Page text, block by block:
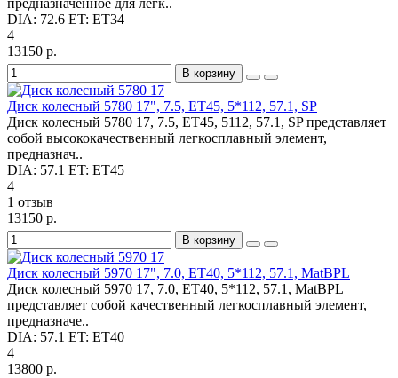
предназначенное для легк..
DIA: 72.6 ET: ET34
4
13150 р.
В корзину
Диск колесный 5780 17", 7.5, ET45, 5*112, 57.1, SP
Диск колесный 5780 17, 7.5, ET45, 5112, 57.1, SP представляет
собой высококачественный легкосплавный элемент,
предназнач..
DIA: 57.1 ET: ET45
4
1 отзыв
13150 р.
В корзину
Диск колесный 5970 17", 7.0, ET40, 5*112, 57.1, MatBPL
Диск колесный 5970 17, 7.0, ET40, 5*112, 57.1, MatBPL
представляет собой качественный легкосплавный элемент,
предназначе..
DIA: 57.1 ET: ET40
4
13800 р.